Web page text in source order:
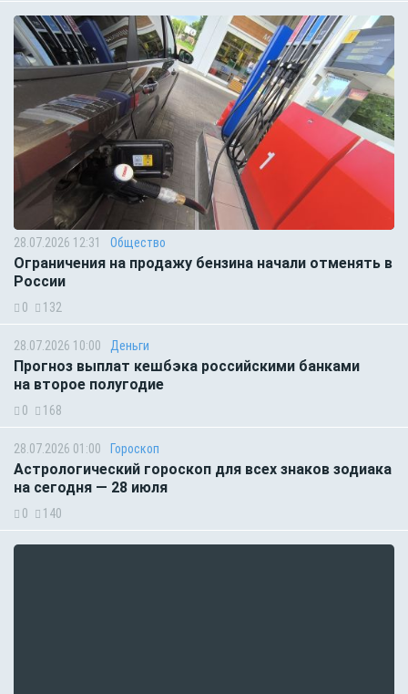
28.07.2026 12:31 Общество
Ограничения на продажу бензина начали отменять в
России
0 132
28.07.2026 10:00 Деньги
Прогноз выплат кешбэка российскими банками
на второе полугодие
0 168
28.07.2026 01:00 Гороскоп
Астрологический гороскоп для всех знаков зодиака
на сегодня — 28 июля
0 140